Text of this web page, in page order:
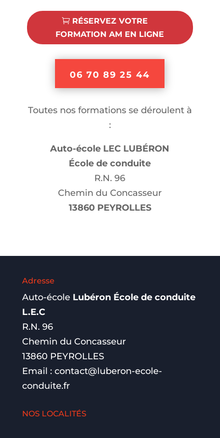
RÉSERVEZ VOTRE
FORMATION AM EN LIGNE
06 70 89 25 44
Toutes nos formations se déroulent à
:
Auto-école LEC LUBÉRON
École de conduite
R.N. 96
Chemin du Concasseur
13860 PEYROLLES
Adresse
Auto-école Lubéron École de conduite
L.E.C
R.N. 96
Chemin du Concasseur
13860 PEYROLLES
Email : contact@luberon-ecole-
conduite.fr
NOS LOCALITÉS